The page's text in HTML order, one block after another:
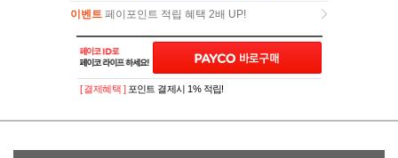
이벤트 페이포인트 적립 혜택 2배 UP!
이벤트페이포인트 적립 혜택 2배 UP!
[ 결제혜택 ] 포인트 결제시 1% 적립!